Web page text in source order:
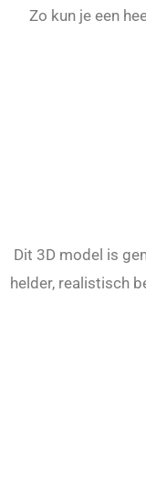
Zo kun je een
Dit 3D model is
helder, realistisch